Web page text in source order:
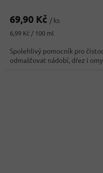
69,90 Kč / ks
Měrná
6,99 Kč / 100 ml
Spolehlivý pomocník pro
odmašťovat nádobí, dřez i